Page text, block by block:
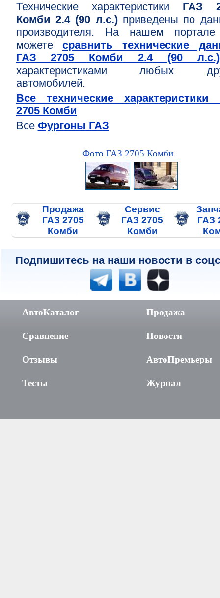
Технические характеристики ГАЗ
Комби 2.4 (90 л.с.)приведены по
производителя. На нашем
можете сравнить технические
ГАЗ 2705 Комби 2.4 (90 л.с.)
характеристиками любых
автомобилей.
Все технические характеристики
2705 Комби
Все Фургоны ГАЗ
Фото ГАЗ 2705 Комби
Продажа
ГАЗ 2705
Комби
Сервис
ГАЗ 2705
Комби
ГАЗ
Подпишитесь на наши новости в
АвтоКаталог
Сравнение
Отзывы
Тесты
Продажа
Новости
АвтоПремьеры
Журнал